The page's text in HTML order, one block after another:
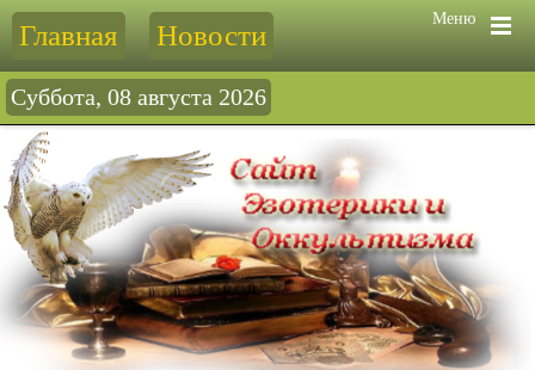
Меню
Главная Новости
Суббота, 08 августа 2026